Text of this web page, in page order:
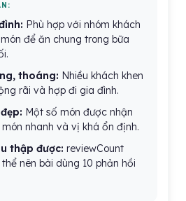
Phù hợp với nhóm khách
để ăn chung trong bữa
thoáng: Nhiều khách khen
rãi và hợp đi gia đình.
Một số món được nhận
nhanh và vị khá ổn định.
thập được: reviewCount
nên bài dùng 10 phản hồi